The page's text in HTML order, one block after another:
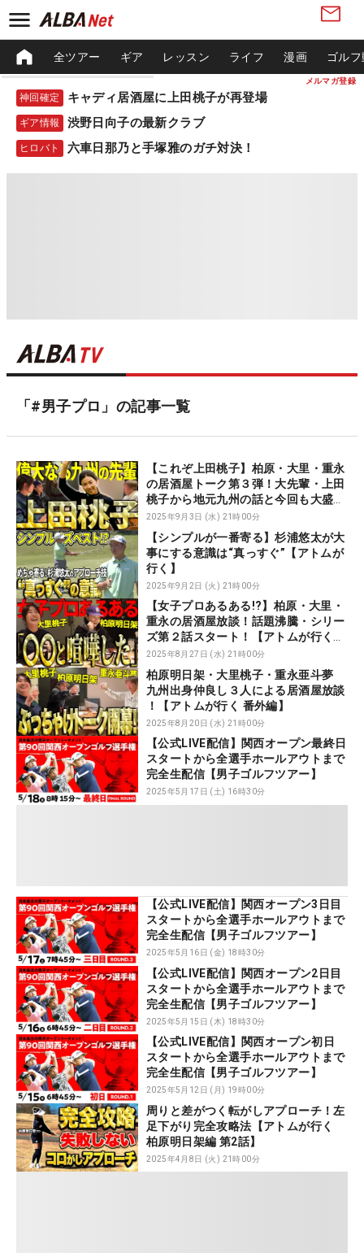
メルマガ登録
全ツアー ギア レッスン ライフ 漫画 ゴル
神回確定 キャディ居酒屋に上田桃子が再登場
ギア情報 渋野日向子の最新クラブ
ヒロバト 六車日那乃と手塚雅のガチ対決！
「#男子プロ」の記事一覧
【これぞ上田桃子】柏原・大里・重永
の居酒屋トーク第３弾！大先輩・上田
桃子から地元九州の話と今回も大盛り
上がり！【アトムが行く！番外編】
2025年9月3日 (水) 21時00分
【シンプルが一番寄る】杉浦悠太が大
事にする意識は“真っすぐ”【アトムが
行く】
2025年9月2日 (火) 21時00分
【女子プロあるある!?】柏原・大里・
重永の居酒屋放談！話題沸騰・シリー
ズ第２話スタート！【アトムが行く！
番外編】
2025年8月27日 (水) 21時00分
柏原明日架・大里桃子・重永亜斗夢
九州出身仲良し３人による居酒屋放談
！【アトムが行く 番外編】
2025年8月20日 (水) 21時00分
【公式LIVE配信】関西オープン最終日
スタートから全選手ホールアウトまで
完全生配信【男子ゴルフツアー】
2025年5月17日 (土) 16時30分
【公式LIVE配信】関西オープン3日目
スタートから全選手ホールアウトまで
完全生配信【男子ゴルフツアー】
2025年5月16日 (金) 18時30分
【公式LIVE配信】関西オープン2日目
スタートから全選手ホールアウトまで
完全生配信【男子ゴルフツアー】
2025年5月15日 (木) 18時30分
【公式LIVE配信】関西オープン初日
スタートから全選手ホールアウトまで
完全生配信【男子ゴルフツアー】
2025年5月12日 (月) 19時00分
周りと差がつく転がしアプローチ！左
足下がり完全攻略法【アトムが行く
柏原明日架編 第2話】
2025年4月8日 (火) 21時00分